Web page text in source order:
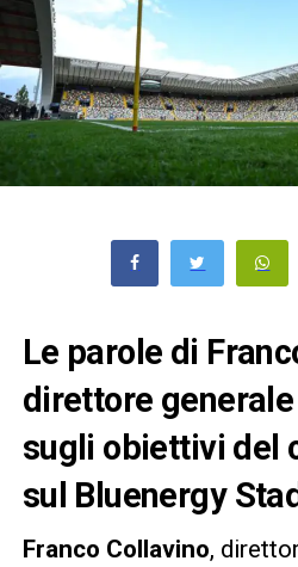
Le parole di
direttore generale
sugli obiettivi del
sul Bluenergy
Franco Collavino,